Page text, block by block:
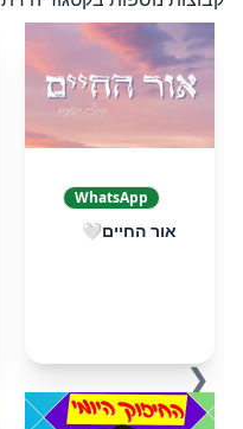
❮
WhatsApp
אור החיים🤍